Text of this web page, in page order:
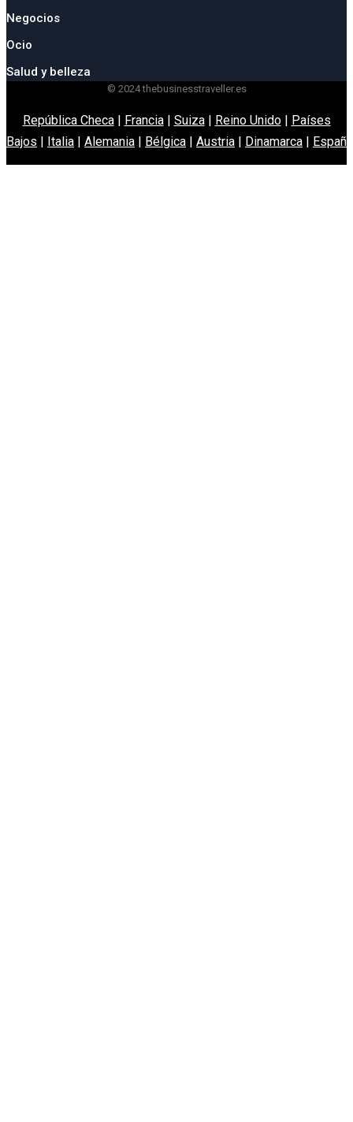
Negocios
Ocio
Salud y belleza
© 2024 thebusinesstraveller.es
República Checa| Francia| Suiza| Reino Unido| Países
Bajos | Italia | Alemania | Bélgica | Austria | Dinamarca | España